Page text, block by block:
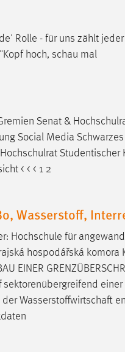
Rolle - für uns zählt
hoch, schau mal
Senat &
Social Media
Studentischer
< < < 1 2
Wasserstoff,
Hochschule für
hospodářská komora
EINER
derWasserstoffwirtschaft